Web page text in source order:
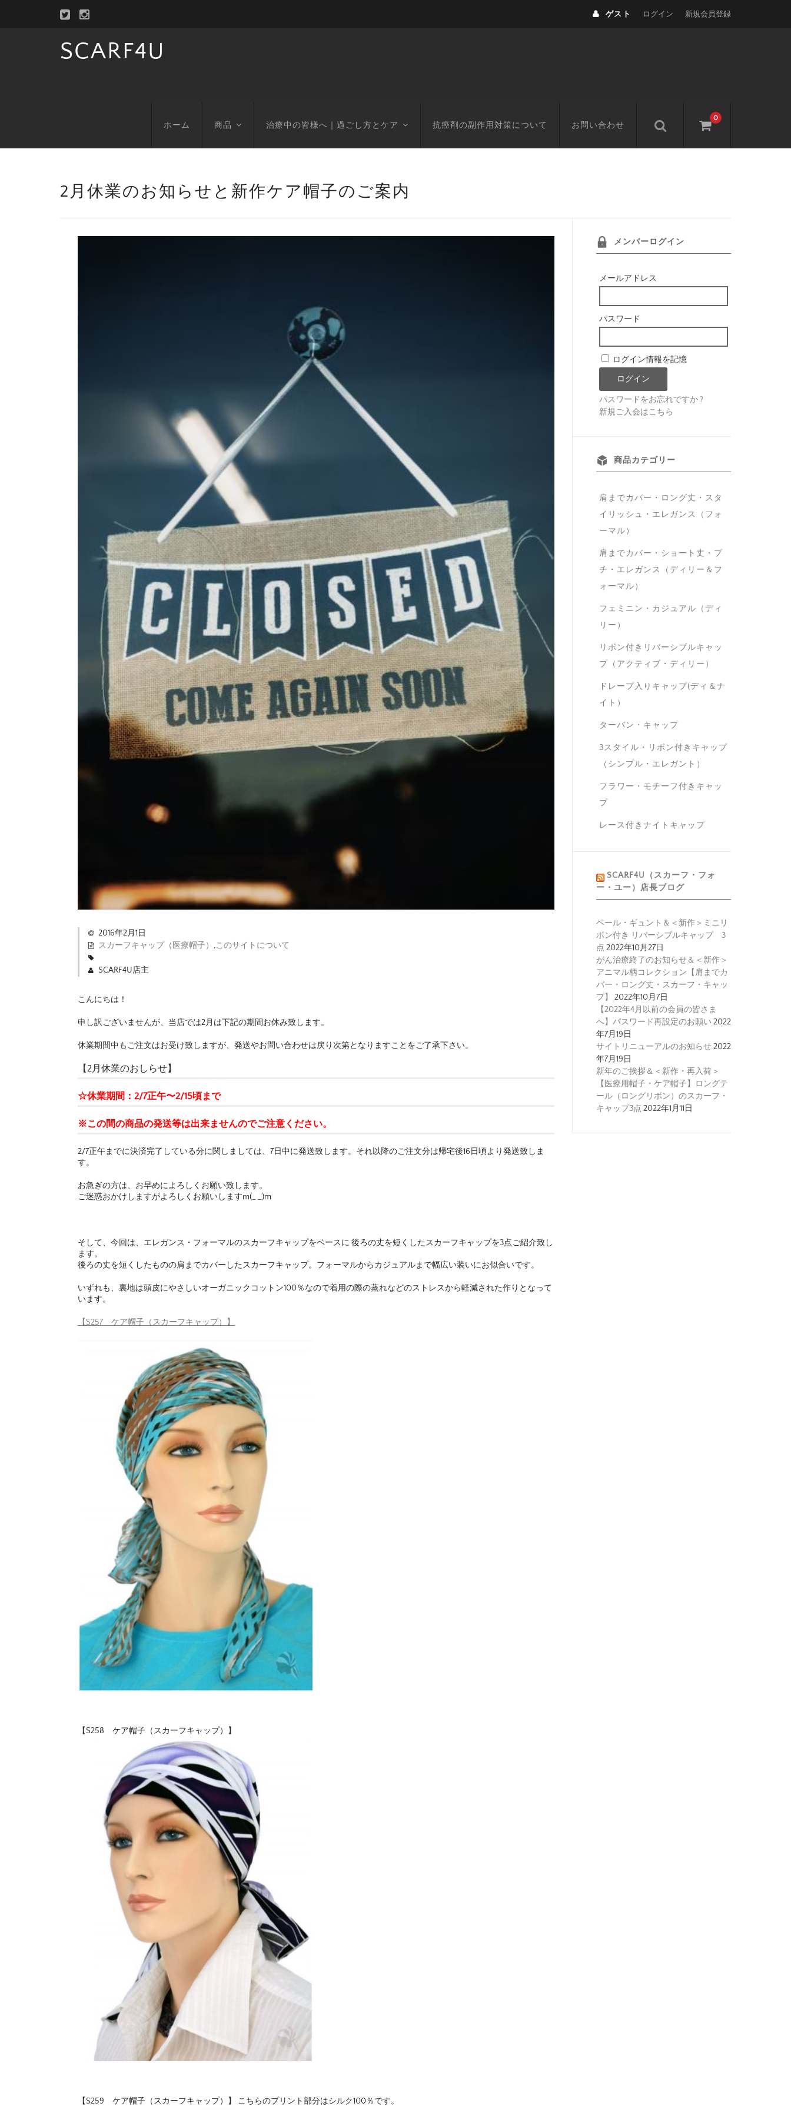
SCARF4U
ゲスト ログイン 新規会員登録
0
ホーム 商品 治療中の皆様へ｜過ごし方とケア 抗癌剤の副作用対策について お問い合わせ
2月休業のお知らせと新作ケア帽子のご案内
2016年2月1日
スカーフキャップ（医療帽子） ,このサイトについて
SCARF4U店主
こんにちは！
申し訳ございませんが、当店では2月は下記の期間お休み致します。
休業期間中もご注文はお受け致しますが、発送やお問い合わせは戻り次第となりますことをご了承下さい。
【2月休業のおしらせ】
☆休業期間：2/7正午〜2/15頃まで
※この間の商品の発送等は出来ませんのでご注意ください。
2/7正午までに決済完了している分に関しましては、7日中に発送致します。それ以降のご注文分は帰宅後16日頃より発送致しま
す。
お急ぎの方は、お早めによろしくお願い致します。
ご迷惑おかけしますがよろしくお願いしますm(_ _)m
そして、今回は、エレガンス・フォーマルのスカーフキャップをベースに 後ろの丈を短くしたスカーフキャップを3点ご紹介致し
ます。
後ろの丈を短くしたものの肩までカバーしたスカーフキャップ。フォーマルからカジュアルまで幅広い装いにお似合いです。
いずれも、裏地は頭皮にやさしいオーガニックコットン100％なので着用の際の蒸れなどのストレスから軽減された作りとなって
います。
【S257 ケア帽子（スカーフキャップ）】
【S258 ケア帽子（スカーフキャップ）】
【S259 ケア帽子（スカーフキャップ）】 こちらのプリント部分はシルク100％です。
メンバーログイン
メールアドレス
パスワード
ログイン情報を記憶
パスワードをお忘れですか ?
新規ご入会はこちら
商品カテゴリー
肩までカバー・ロング丈・スタ
イリッシュ・エレガンス（フォ
ーマル）
肩までカバー・ショート丈・プ
チ・エレガンス（ディリー＆フ
ォーマル）
フェミニン・カジュアル（ディ
リー）
リボン付きリバーシブルキャッ
プ（アクティブ・ディリー）
ドレープ入りキャップ(ディ＆ナ
イト）
ターバン・キャップ
3スタイル・リボン付きキャップ
（シンプル・エレガント）
フラワー・モチーフ付きキャッ
プ
レース付きナイトキャップ
SCARF4U（スカーフ・フォ
ー・ユー）店長ブログ
ペール・ギュント＆＜新作＞ミニリ
ボン付き リバーシブルキャップ 3
点 2022年10月27日
がん治療終了のお知らせ＆＜新作＞
アニマル柄コレクション【肩までカ
バー・ロング丈・スカーフ・キャッ
プ】
2022年10月7日
【2022年4月以前の会員の皆さま
へ】パスワード再設定のお願い 2022
年7月19日
サイトリニューアルのお知らせ2022
年7月19日
新年のご挨拶＆＜新作・再入荷＞
【医療用帽子・ケア帽子】ロングテ
ール（ロングリボン）のスカーフ・
キャップ3点 2022年1月11日